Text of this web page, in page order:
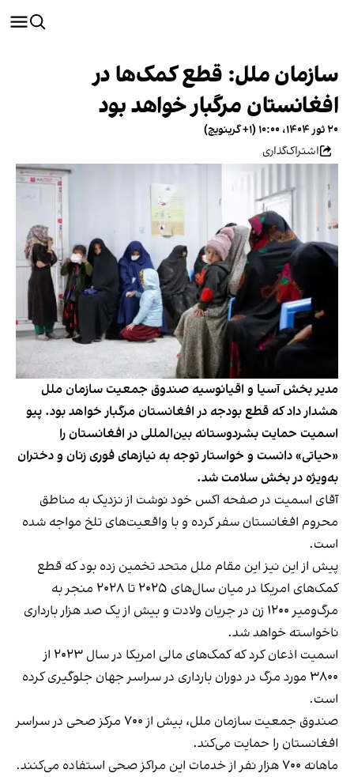
سازمان ملل: قطع کمک‌ها در
افغانستان مرگبار خواهد بود
۲۰ ثور ۱۴۰۴، ۱۰:۰۰ (‎+۱ گرینویچ)
اشتراک‌گذاری
مدیر بخش آسیا و اقیانوسیه صندوق جمعیت سازمان ملل
هشدار داد که قطع بودجه در افغانستان مرگبار خواهد بود. پیو
اسمیت حمایت‌ بشردوستانه بین‌المللی در افغانستان را
«حیاتی» دانست و خواستار توجه به نیازهای فوری زنان و دختران
به‌ویژه در بخش سلامت شد.
آقای اسمیت در صفحه اکس خود نوشت از نزدیک به مناطق
محروم افغانستان سفر کرده و با واقعیت‌های تلخ مواجه شده
است.
پیش از این نیز این مقام ملل متحد تخمین زده بود که قطع
کمک‌های امریکا در میان سال‌های ۲۰۲۵ تا ۲۰۲۸ منجر به
مرگ‌ومیر ۱۲۰۰ زن در جریان ولادت و بیش از یک صد هزار بارداری
ناخواسته خواهد شد.
اسمیت اذعان کرد که کمک‌های مالی امریکا در سال ۲۰۲۳ از
۳۸۰۰ مورد مرگ در دوران بارداری در سراسر جهان جلوگیری کرده
است.
صندوق جمعیت سازمان ملل، بیش از ۷۰۰ مرکز صحی در سراسر
افغانستان را حمایت می‌کند.
ماهانه ۷۰۰ هزار نفر از خدمات این مراکز صحی استفاده می‌کنند.